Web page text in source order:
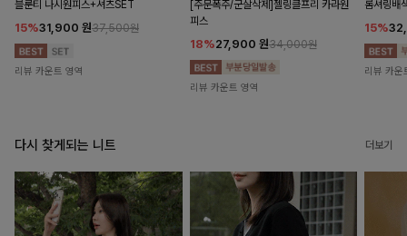
블룬티 나시원피스+셔츠SET
15%31,900 원37,500원
리뷰 카운트 영역
[주문폭주/군살삭제]젤링클프리 카라원
피스
18%27,900 원34,000원
리뷰 카운트 영역
롬셔링배
15%
리뷰 카운
다시 찾게되는 니트 더보기